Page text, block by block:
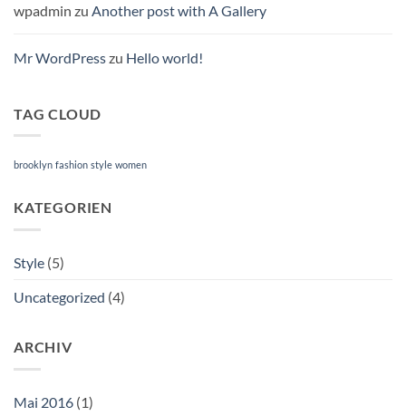
wpadmin zu Another post with A Gallery
Mr WordPresszu Hello world!
TAG CLOUD
brooklyn fashion style women
KATEGORIEN
Style (5)
Uncategorized (4)
ARCHIV
Mai 2016 (1)